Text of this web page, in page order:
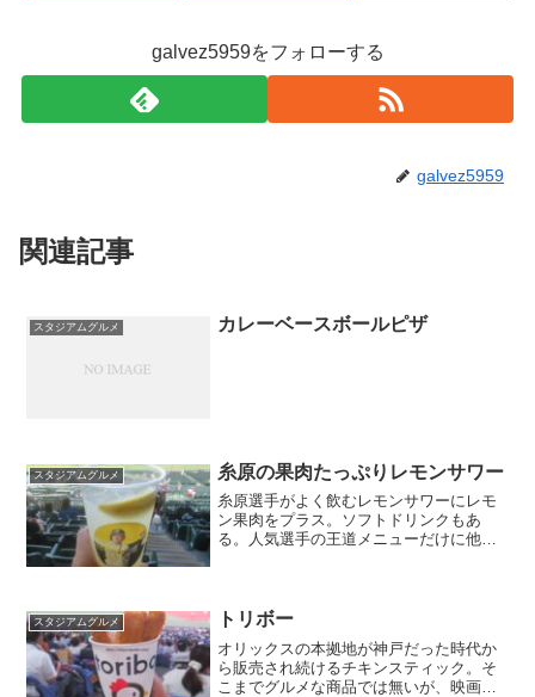
galvez5959をフォローする
galvez5959
関連記事
スタジアムグルメ カレーベースボールピザ
スタジアムグルメ 糸原の果肉たっぷりレモンサワー
糸原選手がよく飲むレモンサワーにレモ
ン果肉をプラス。ソフトドリンクもあ
る。人気選手の王道メニューだけに他メ
650円
スタジアムグルメ トリボー
オリックスの本拠地が神戸だった時代か
ら販売され続けるチキンスティック。そ
こまでグルメな商品では無いが、映画館